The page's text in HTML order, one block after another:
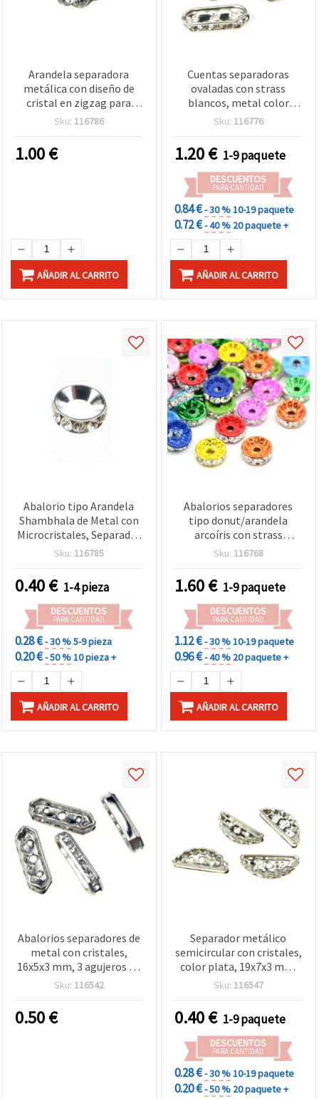
Arandela separadora
metálica con diseño de
cristal en zigzag para
bisutería, color blanco, 15
Sku: 116786
1.00€
AÑADIR AL CARRITO
Cuentas separadoras
ovaladas con strass
blancos, metal color
plata, 21x6,5x4 mm, 3
Sku: 116776
1.20€ 1-9 paquete
DESCUENTOS
PARA CANTIDAD
0.84 €- 30 %10-19 paquete
0.72 €- 40 % 20 paquete +
AÑADIR AL CARRITO
Abalorio tipo Arandela
Shambhala de Metal con
Microcristales, Separador
15x5 mm, Agujero 7,5
Sku: 116785
0.40€ 1-4 pieza
DESCUENTOS
PARA CANTIDAD
0.28 €- 30 %5-9 pieza
0.20 €- 50 %10 pieza +
AÑADIR AL CARRITO
Abalorios separadores
tipo donut/arandela
arcoíris con strass
blancos, aleación
agujero 1 mm, colores
mezclados, tono
plateado, 10 uds
Sku: 116768
1.60€ 1-9 paquete
DESCUENTOS
PARA CANTIDAD
1.12 €- 30 %10-19 paquete
0.96 €- 40 % 20 paquete +
AÑADIR AL CARRITO
Abalorios separadores de
metal con cristales,
16x5x3 mm, 3 agujeros de
1 mm, color plata - 4
Sku: 116542
0.50€
Separador metálico
semicircular con cristales,
color plata, 19x7x3 mm,
agujero 1,5 mm - 5 uds.
Sku: 116547
0.40€ 1-9 paquete
DESCUENTOS
PARA CANTIDAD
0.28 €- 30 %10-19 paquete
0.20 €- 50 % 20 paquete +